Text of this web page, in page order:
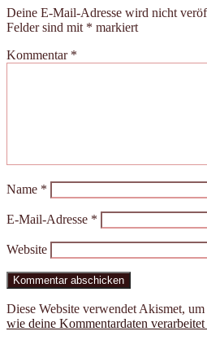
Deine E-Mail-Adresse wird nicht
Felder sind mit * markiert
Kommentar *
Name *
E-Mail-Adresse *
Website
Diese Website verwendet Akismet,
wie deine Kommentardaten